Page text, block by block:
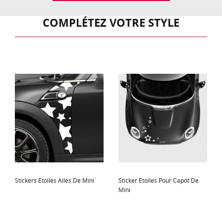
COMPLÉTEZ VOTRE STYLE
Stickers Étoiles Ailes De Mini
Sticker Étoiles Pour Capot De
Mini